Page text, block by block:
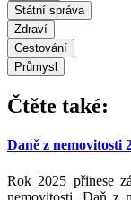
Státní správa
Zdraví
Cestování
Průmysl
Čtěte také:
Daně z nemovitosti
Rok 2025 přinese
nemovitosti. Daň z